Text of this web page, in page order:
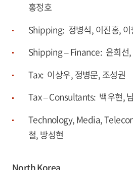
홍정호
Shipping: 정병석, 이진홍, 이
Shipping – Finance: 윤희선,
Tax: 이상우, 정병문, 조성권
Tax – Consultants: 백우현,
Technology, Media,
철, 방성현
North Korea